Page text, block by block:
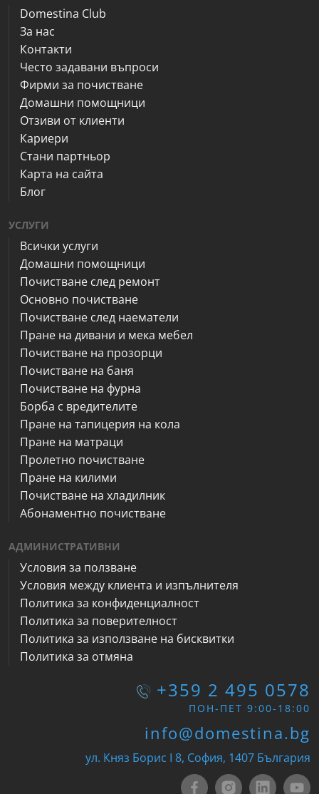
Domestina Club
За нас
Контакти
Често задавани въпроси
Фирми за почистване
Домашни помощници
Отзиви от клиенти
Кариери
Стани партньор
Карта на сайта
Блог
УСЛУГИ
Всички услуги
Домашни помощници
Почистване след ремонт
Основно почистване
Почистване след наематели
Пране на дивани и мека мебел
Почистване на прозорци
Почистване на баня
Почистване на фурна
Борба с вредителите
Пране на тапицерия на кола
Пране на матраци
Пролетно почистване
Пране на килими
Почистване на хладилник
Абонаментно почистване
АДМИНИСТРАТИВНИ
Условия за ползване
Условия между клиента и изпълнителя
Политика за конфиденциалност
Политика за поверителност
Политика за използване на бисквитки
Политика за отмяна
+359 2 495 0578
ПОН-ПЕТ 9:00-18:00
info@domestina.bg
ул. Княз Борис I 8, София, 1407 България